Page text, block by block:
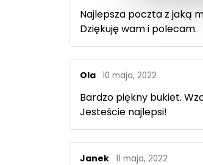
Najlepsza poczta z jaką
Dziękuję wam i polecam.
Ola 10 maja, 2022
Bardzo piękny bukiet.
Jesteście najlepsi!
Janek 11 maja, 2022